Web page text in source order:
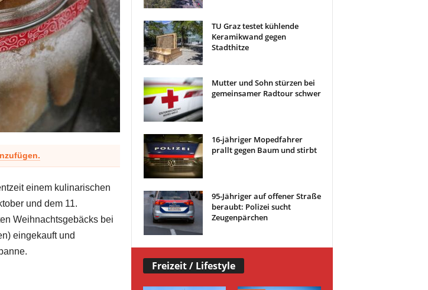
einem kulinarischen
und dem 11.
Weihnachtsgebäcks bei
eingekauft und
TU Graz testet kühlende
Keramikwand gegen
Stadthitze
Mutter und Sohn stürzen bei
gemeinsamer Radtour schwer
16-jähriger Mopedfahrer
prallt gegen Baum und stirbt
95-Jähriger auf offener Straße
beraubt: Polizei sucht
Zeugenpärchen
Freizeit / Lifestyle